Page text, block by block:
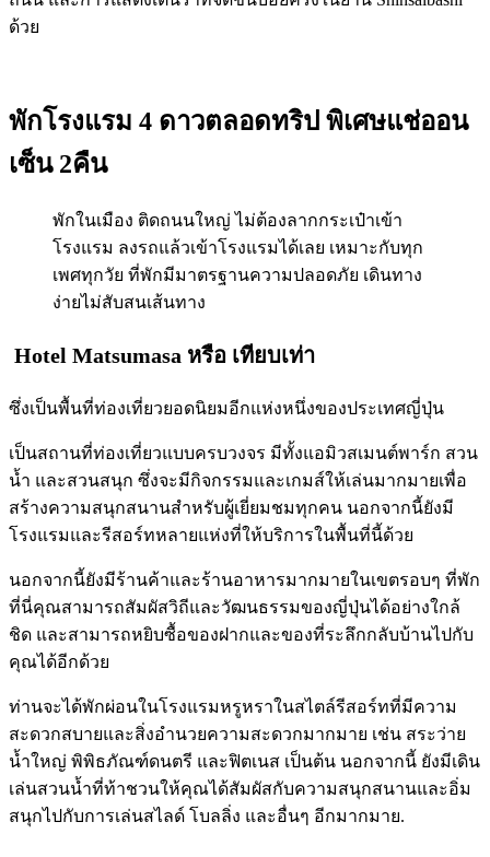
ด้วย
พักโรงแรม 4 ดาวตลอดทริป พิเศษแช่ออน
เซ็น 2คืน
พักในเมือง ติดถนนใหญ่ ไม่ต้องลากกระเป๋าเข้า
โรงแรม ลงรถแล้วเข้าโรงแรมได้เลย เหมาะกับทุก
เพศทุกวัย ที่พักมีมาตรฐานความปลอดภัย เดินทาง
ง่ายไม่สับสนเส้นทาง
Hotel Matsumasa หรือ เทียบเท่า
ซึ่งเป็นพื้นที่ท่องเที่ยวยอดนิยมอีกแห่งหนึ่งของประเทศญี่ปุ่น
เป็นสถานที่ท่องเที่ยวแบบครบวงจร มีทั้งแอมิวสเมนต์พาร์ก สวน
น้ำ และสวนสนุก ซึ่งจะมีกิจกรรมและเกมส์ให้เล่นมากมายเพื่อ
สร้างความสนุกสนานสำหรับผู้เยี่ยมชมทุกคน นอกจากนี้ยังมี
โรงแรมและรีสอร์ทหลายแห่งที่ให้บริการในพื้นที่นี้ด้วย
นอกจากนี้ยังมีร้านค้าและร้านอาหารมากมายในเขตรอบๆ ที่พัก
ที่นี่คุณสามารถสัมผัสวิถีและวัฒนธรรมของญี่ปุ่นได้อย่างใกล้
ชิด และสามารถหยิบซื้อของฝากและของที่ระลึกกลับบ้านไปกับ
คุณได้อีกด้วย
ท่านจะได้พักผ่อนในโรงแรมหรูหราในสไตล์รีสอร์ทที่มีความ
สะดวกสบายและสิ่งอำนวยความสะดวกมากมาย เช่น สระว่าย
น้ำใหญ่ พิพิธภัณฑ์ดนตรี และฟิตเนส เป็นต้น นอกจากนี้ ยังมีเดิน
เล่นสวนน้ำที่ท้าชวนให้คุณได้สัมผัสกับความสนุกสนานและอิ่ม
สนุกไปกับการเล่นสไลด์ โบลลิ่ง และอื่นๆ อีกมากมาย.